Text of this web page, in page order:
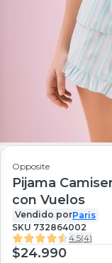
Opposite
Pijama
con Vuelos
Vendido porParis
SKU 732864002
4.5(4)
$24.990